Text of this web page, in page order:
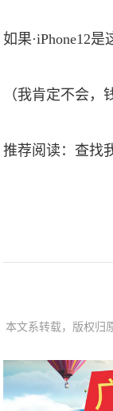
如果·iPhone12
（我肯定不会，
推荐阅读： 查找
本文系转载，版权归